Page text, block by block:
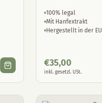
100% legal
Mit Hanfextrakt
Hergestellt in der EU
€35,00
inkl. gesetzl. USt.